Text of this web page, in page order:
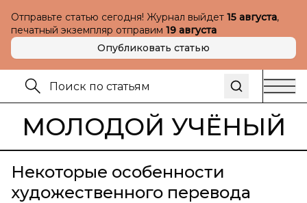
Отправьте статью сегодня! Журнал выйдет 15 августа,
печатный экземпляр отправим 19 августа
Опубликовать статью
МОЛОДОЙ УЧЁНЫЙ
Некоторые особенности
художественного перевода